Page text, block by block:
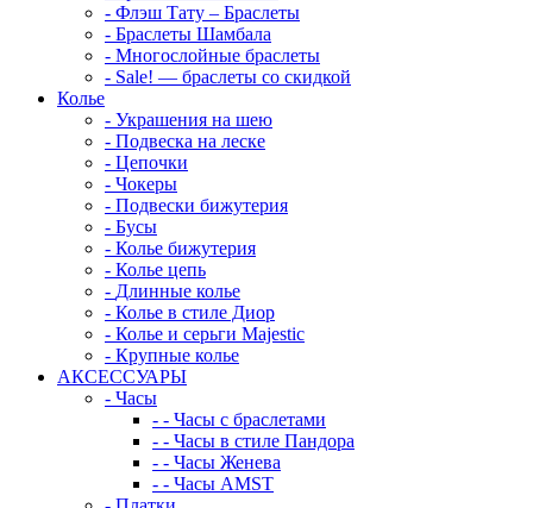
- Флэш Тату – Браслеты
- Браслеты Шамбала
- Многослойные браслеты
- Sale! — браслеты со скидкой
Колье
- Украшения на шею
- Подвеска на леске
- Цепочки
- Чокеры
- Подвески бижутерия
- Бусы
- Колье бижутерия
- Колье цепь
- Длинные колье
- Колье в стиле Диор
- Колье и серьги Majestic
- Крупные колье
АКСЕССУАРЫ
- Часы
- - Часы с браслетами
- - Часы в стиле Пандора
- - Часы Женева
- - Часы AMST